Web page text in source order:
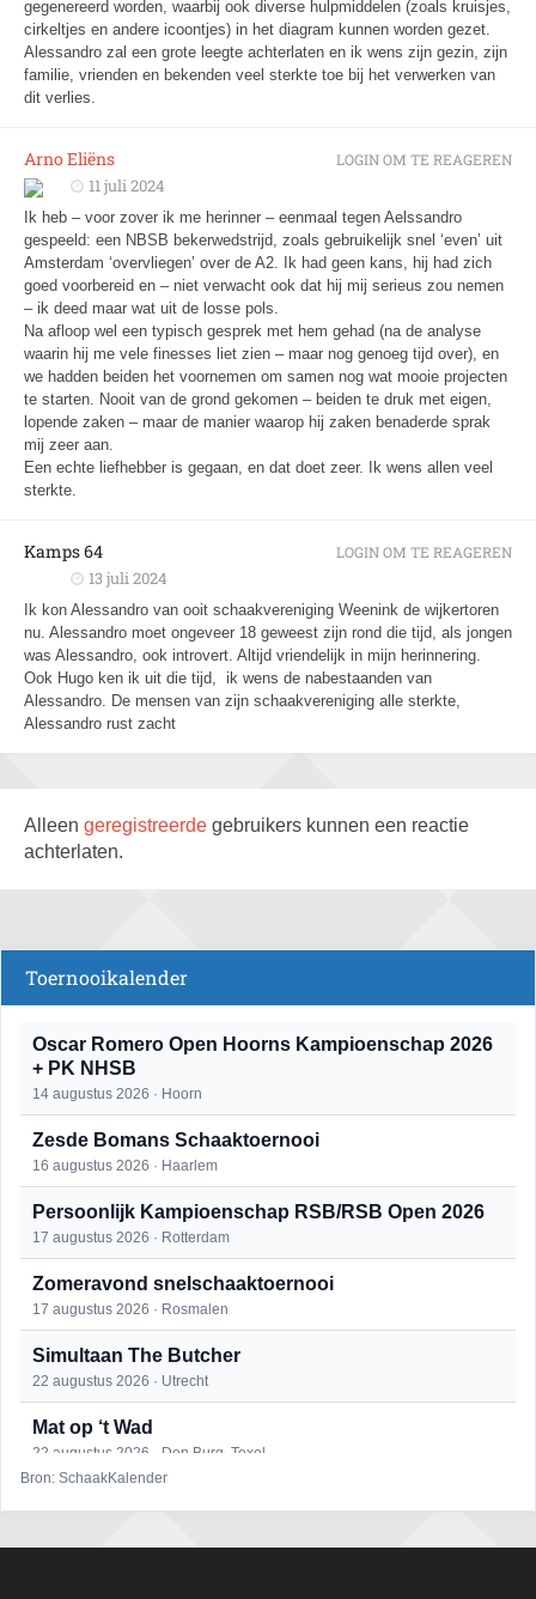
gegenereerd worden, waarbij ook diverse hulpmiddelen (zoals kruisjes,
cirkeltjes en andere icoontjes) in het diagram kunnen worden gezet.
Alessandro zal een grote leegte achterlaten en ik wens zijn gezin, zijn
familie, vrienden en bekenden veel sterkte toe bij het verwerken van
dit verlies.
Arno Eliëns
11 juli 2024
Ik heb – voor zover ik me herinner – eenmaal tegen Aelssandro
gespeeld: een NBSB bekerwedstrijd, zoals gebruikelijk snel ‘even’ uit
Amsterdam ‘overvliegen’ over de A2. Ik had geen kans, hij had zich
goed voorbereid en – niet verwacht ook dat hij mij serieus zou nemen
– ik deed maar wat uit de losse pols.
Na afloop wel een typisch gesprek met hem gehad (na de analyse
waarin hij me vele finesses liet zien – maar nog genoeg tijd over), en
we hadden beiden het voornemen om samen nog wat mooie projecten
te starten. Nooit van de grond gekomen – beiden te druk met eigen,
lopende zaken – maar de manier waarop hij zaken benaderde sprak
mij zeer aan.
Een echte liefhebber is gegaan, en dat doet zeer. Ik wens allen veel
sterkte.
LOGIN OM TE REAGEREN
Kamps 64
13 juli 2024
Ik kon Alessandro van ooit schaakvereniging Weenink de wijkertoren
nu. Alessandro moet ongeveer 18 geweest zijn rond die tijd, als jongen
was Alessandro, ook introvert. Altijd vriendelijk in mijn herinnering.
Ook Hugo ken ik uit die tijd, ik wens de nabestaanden van
Alessandro. De mensen van zijn schaakvereniging alle sterkte,
Alessandro rust zacht
LOGIN OM TE REAGEREN
Alleen geregistreerde gebruikers kunnen een reactie
achterlaten.
Toernooikalender
Oscar Romero Open Hoorns Kampioenschap 2026
+ PK NHSB
14 augustus 2026 · Hoorn
Zesde Bomans Schaaktoernooi
16 augustus 2026 · Haarlem
Persoonlijk Kampioenschap RSB/RSB Open 2026
17 augustus 2026 · Rotterdam
Zomeravond snelschaaktoernooi
17 augustus 2026 · Rosmalen
Simultaan The Butcher
22 augustus 2026 · Utrecht
Mat op ‘t Wad
22 augustus 2026 · Den Burg, Texel
Bron: SchaakKalender